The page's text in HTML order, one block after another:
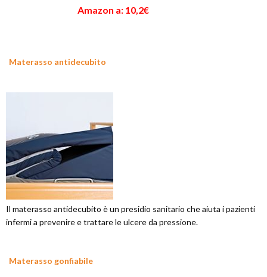
Amazon a: 10,2€
Materasso antidecubito
Il materasso antidecubito è un presidio sanitario che aiuta i pazienti
infermi a prevenire e trattare le ulcere da pressione.
Materasso gonfiabile